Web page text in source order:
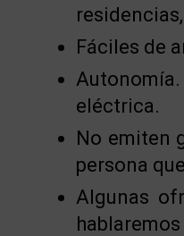
Fáciles de
eléctrica.
No emiten
persona
Algunas